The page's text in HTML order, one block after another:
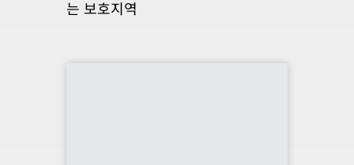
는 보호지역